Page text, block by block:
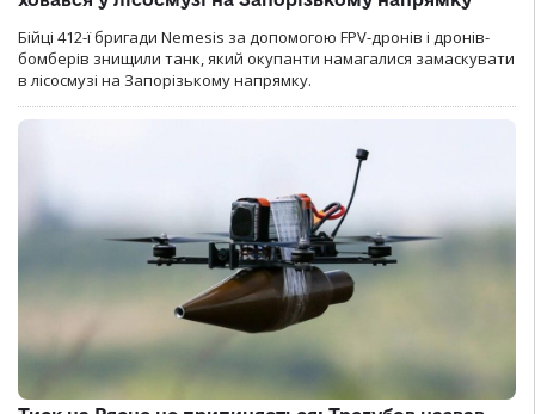
Бійці 412-ї бригади Nemesis за допомогою FPV-дронів і дронів-
бомберів знищили танк, який окупанти намагалися замаскувати
в лісосмузі на Запорізькому напрямку.